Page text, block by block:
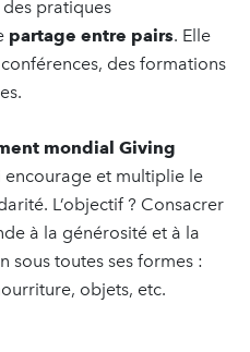
pratiques
partage entre pairs. Elle
des formations
mondial Giving
encourage et multiplie le
L’objectif ? Consacrer
à la générosité et à la
sous toutes ses formes :
objets, etc.